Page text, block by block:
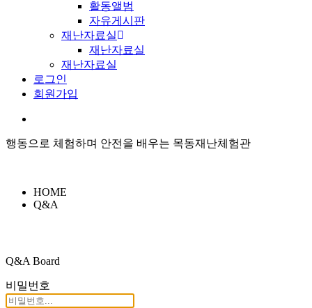
활동앨범
자유게시판
재난자료실
재난자료실
재난자료실
로그인
회원가입
행동으로 체험하며 안전을 배우는 목동재난체험관
HOME
Q&A
Q&A Board
비밀번호